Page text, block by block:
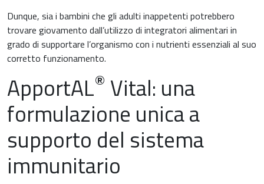
Dunque, sia i bambini che gli adulti inappetenti potrebbero
trovare giovamento dall’utilizzo di integratori alimentari in
grado di supportare l’organismo con i nutrienti essenziali al suo
corretto funzionamento.
ApportAL® Vital: una
formulazione unica a
supporto del sistema
immunitario